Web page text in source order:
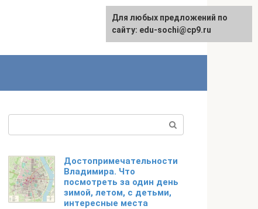
English
Достопримечательности
Владимира. Что
посмотреть за один день
зимой, летом, с детьми,
интересные места
Для любых предложений по
сайту: edu-sochi@cp9.ru